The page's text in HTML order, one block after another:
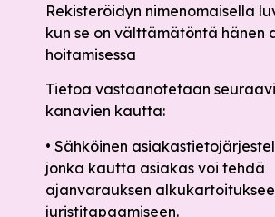
Rekisteröidyn nimenomaisella
kun se on välttämätöntä hänen
hoitamisessa
Tietoa vastaanotetaan
kanavien kautta:
• Sähköinen
jonka kautta asiakas voi tehdä
ajanvarauksen
juristitapaamiseen.